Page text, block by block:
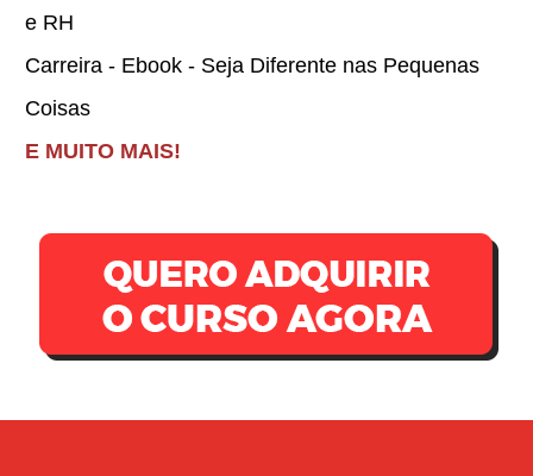
e RH
Carreira - Ebook - Seja Diferente nas Pequenas
Coisas
E MUITO MAIS!